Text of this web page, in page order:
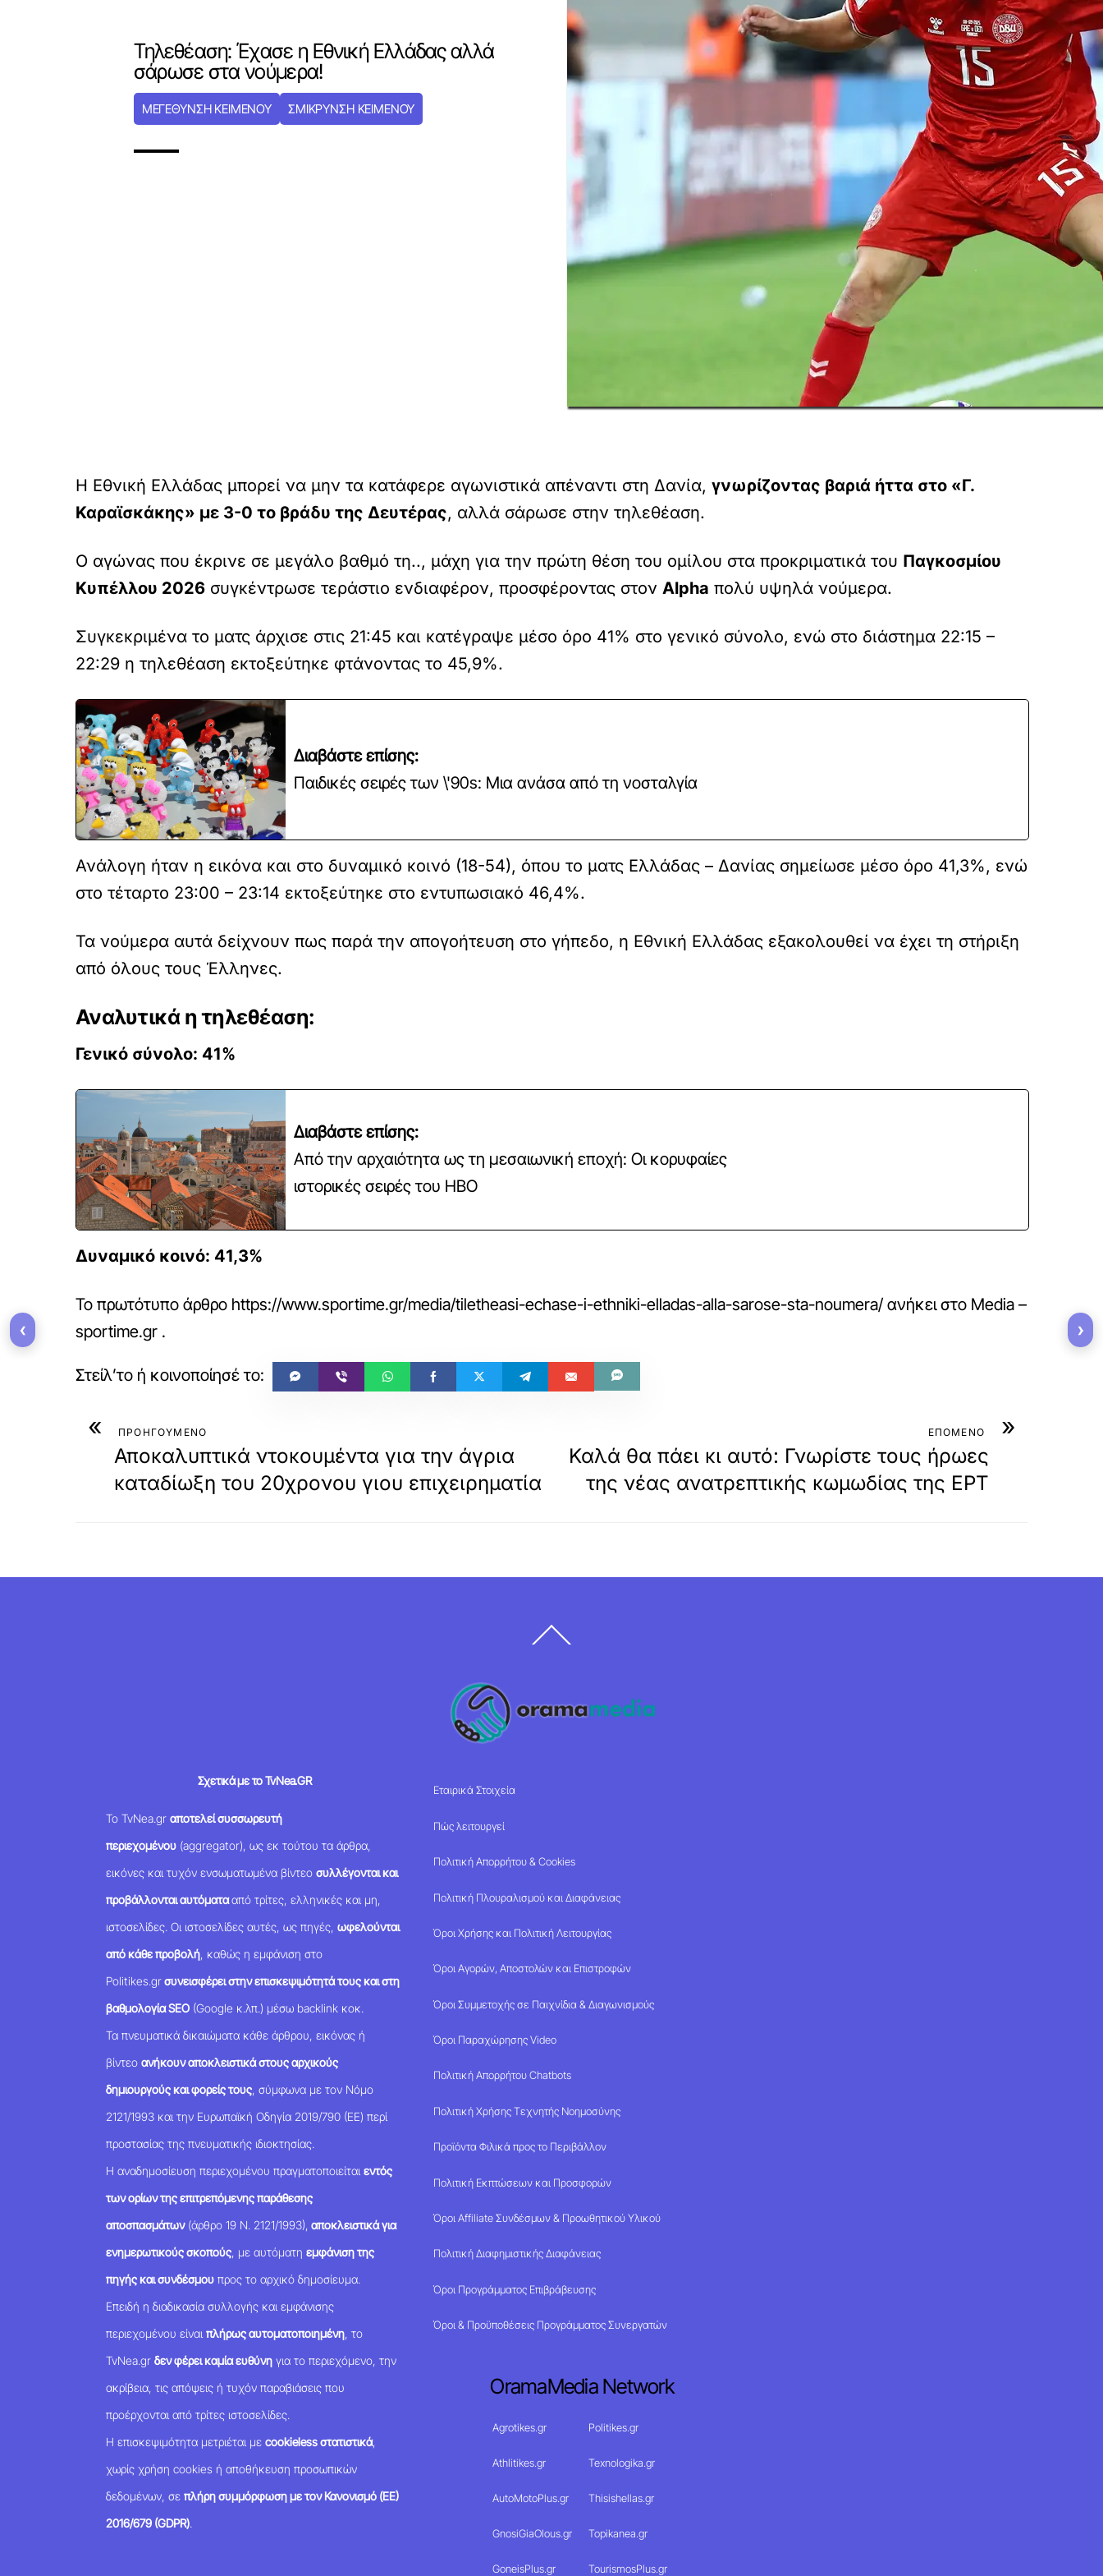
Τηλεθέαση: Έχασε η Εθνική Ελλάδας αλλά
σάρωσε στα νούμερα!
ΜΕΓΕΘΥΝΣΗ ΚΕΙΜΕΝΟΥ ΣΜΙΚΡΥΝΣΗ ΚΕΙΜΕΝΟΥ
Η Εθνική Ελλάδας μπορεί να μην τα κατάφερε αγωνιστικά απέναντι στη Δανία, γνωρίζοντας βαριά ήττα στο «Γ.
Καραϊσκάκης» με 3-0 το βράδυ της Δευτέρας, αλλά σάρωσε στην τηλεθέαση.
Ο αγώνας που έκρινε σε μεγάλο βαθμό τη.., μάχη για την πρώτη θέση του ομίλου στα προκριματικά του Παγκοσμίου
Κυπέλλου 2026 συγκέντρωσε τεράστιο ενδιαφέρον, προσφέροντας στον Alpha πολύ υψηλά νούμερα.
Συγκεκριμένα το ματς άρχισε στις 21:45 και κατέγραψε μέσο όρο 41% στο γενικό σύνολο, ενώ στο διάστημα 22:15 –
22:29 η τηλεθέαση εκτοξεύτηκε φτάνοντας το 45,9%.
Διαβάστε επίσης:
Παιδικές σειρές των \'90s: Μια ανάσα από τη νοσταλγία
Ανάλογη ήταν η εικόνα και στο δυναμικό κοινό (18-54), όπου το ματς Ελλάδας – Δανίας σημείωσε μέσο όρο 41,3%, ενώ
στο τέταρτο 23:00 – 23:14 εκτοξεύτηκε στο εντυπωσιακό 46,4%.
Τα νούμερα αυτά δείχνουν πως παρά την απογοήτευση στο γήπεδο, η Εθνική Ελλάδας εξακολουθεί να έχει τη στήριξη
από όλους τους Έλληνες.
Αναλυτικά η τηλεθέαση:
Γενικό σύνολο: 41%
Διαβάστε επίσης:
Από την αρχαιότητα ως τη μεσαιωνική εποχή: Οι κορυφαίες
ιστορικές σειρές του HBO
Δυναμικό κοινό: 41,3%
Το πρωτότυπο άρθρο https://www.sportime.gr/media/tiletheasi-echase-i-ethniki-elladas-alla-sarose-sta-noumera/ ανήκει στο Media –
sportime.gr .
« ΠΡΟΗΓΟΥΜΕΝΟ
Αποκαλυπτικά ντοκουμέντα για την άγρια
καταδίωξη του 20χρονου γιου επιχειρηματία
»
ΕΠΟΜΕΝΟ
Καλά θα πάει κι αυτό: Γνωρίστε τους ήρωες
της νέας ανατρεπτικής κωμωδίας της ΕΡΤ
To
Σχετικά με το TvNea.GR
Το TvNea.grαποτελεί συσσωρευτή
περιεχομένου (aggregator), ως εκ τούτου τα άρθρα,
εικόνες και τυχόν ενσωματωμένα βίντεοσυλλέγονται και
προβάλλονται αυτόματααπό τρίτες, ελληνικές και μη,
ιστοσελίδες. Οι ιστοσελίδες αυτές, ως πηγές,ωφελούνται
από κάθε προβολή , καθώς η εμφάνιση στο
Politikes.grσυνεισφέρει στην επισκεψιμότητά τους και στη
βαθμολογία SEO (Google κ.λπ.) μέσω backlink κοκ.
Τα πνευματικά δικαιώματα κάθε άρθρου, εικόνας ή
βίντεοανήκουν αποκλειστικά στους αρχικούς
δημιουργούς και φορείς τους , σύμφωνα με τον Νόμο
2121/1993 και την Ευρωπαϊκή Οδηγία 2019/790 (ΕΕ) περί
προστασίας της πνευματικής ιδιοκτησίας.
Η αναδημοσίευση περιεχομένου πραγματοποιείταιεντός
των ορίων της επιτρεπόμενης παράθεσης
αποσπασμάτων(άρθρο 19 Ν. 2121/1993), αποκλειστικά για
ενημερωτικούς σκοπούς , με αυτόματηεμφάνιση της
πηγής και συνδέσμου προς το αρχικό δημοσίευμα.
Επειδή η διαδικασία συλλογής και εμφάνισης
περιεχομένου είναιπλήρως αυτοματοποιημένη , το
TvNea.grδεν φέρει καμία ευθύνη για το περιεχόμενο, την
ακρίβεια, τις απόψεις ή τυχόν παραβιάσεις που
προέρχονται από τρίτες ιστοσελίδες.
Η επισκεψιμότητα μετριέται μεcookieless στατιστικά,
χωρίς χρήση cookies ή αποθήκευση προσωπικών
δεδομένων, σεπλήρη συμμόρφωση με τον Κανονισμό (ΕΕ)
2016/679 (GDPR).
Εταιρικά Στοιχεία
Πώς λειτουργεί
Πολιτική Απορρήτου & Cookies
Πολιτική Πλουραλισμού και Διαφάνειας
Όροι Χρήσης και Πολιτική Λειτουργίας
Όροι Αγορών, Αποστολών και Επιστροφών
Όροι Συμμετοχής σε Παιχνίδια & Διαγωνισμούς
Όροι Παραχώρησης Video
Πολιτική Απορρήτου Chatbots
Πολιτική Χρήσης Τεχνητής Νοημοσύνης
Προϊόντα Φιλικά προς το Περιβάλλον
Πολιτική Εκπτώσεων και Προσφορών
Όροι Affiliate Συνδέσμων & Προωθητικού Υλικού
Πολιτική Διαφημιστικής Διαφάνειας
Όροι Προγράμματος Επιβράβευσης
Όροι & Προϋποθέσεις Προγράμματος Συνεργατών
OramaMedia Network
Agrotikes.gr Politikes.gr
Athlitikes.gr Texnologika.gr
AutoMotoPlus.gr Thisishellas.gr
GnosiGiaOlous.gr Topikanea.gr
GoneisPlus.gr TourismosPlus.gr
‹ ›